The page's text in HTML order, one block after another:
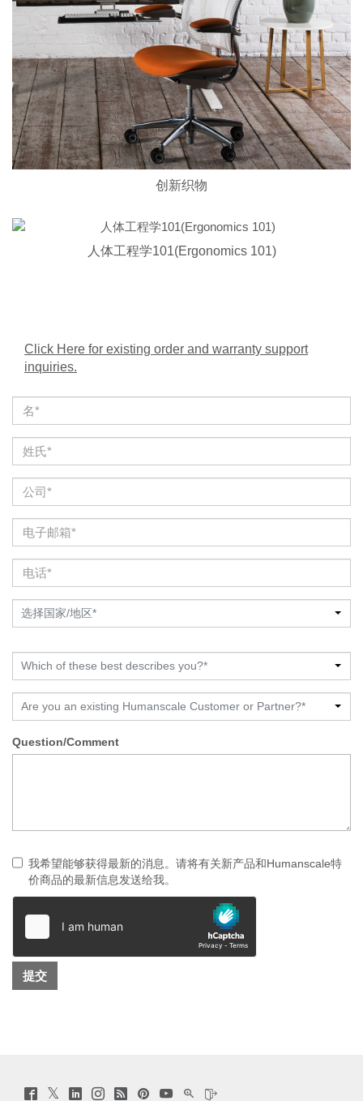
创新织物
人体工程学101(Ergonomics 101)
Click Here for existing order and warranty support
inquiries.
选择国家/地区*
Which of these best describes you?*
Are you an existing Humanscale Customer or Partner?*
Question/Comment
我希望能够获得最新的消息。请将有关新产品和Humanscale特
价商品的最新信息发送给我。
Facebook
Twitter LinkedInInstagramHumanscale
PinterstYouTubeWeChat